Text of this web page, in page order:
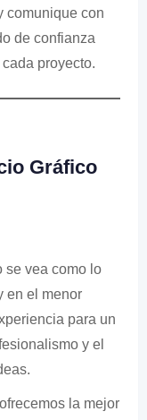
comunique con
de confianza
proyecto.
Gráfico
se vea como lo
en el menor
para un
y el
la mejor